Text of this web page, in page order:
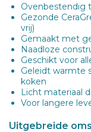
Ovenbestendig
Gezonde
vrij)
Gemaakt met
Naadloze
Geschikt voor
Geleidt warmte
koken
Licht materiaal
Voor langere
Uitgebreide